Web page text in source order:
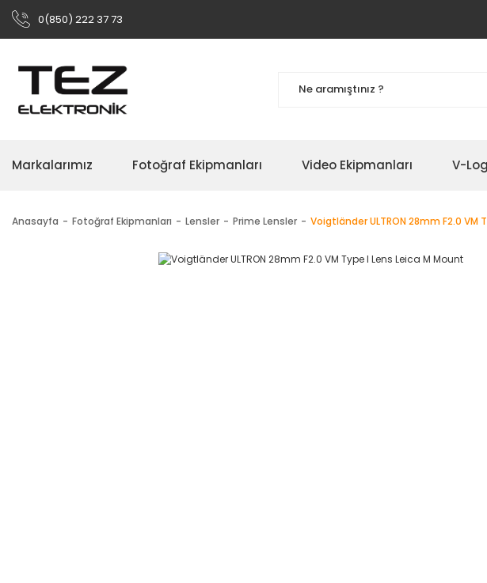
0(850) 222 37 73
Markalarımız Fotoğraf Ekipmanları Video Ekipmanları V-
Anasayfa Fotoğraf Ekipmanları Lensler Prime Lensler Voigtländer ULTRON 28mm F2.0 VM